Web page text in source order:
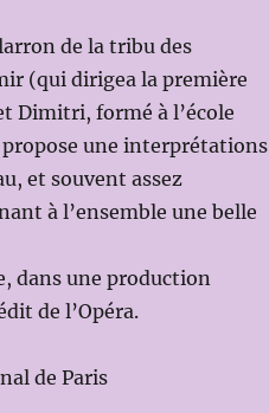
de la tribu des
(qui dirigea la première
Dimitri, formé à l’école
une interprétations
et souvent assez
à l’ensemble une belle
dans une production
de l’Opéra.
de Paris